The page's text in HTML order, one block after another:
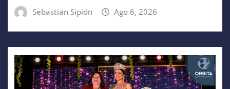
Sebastian Sipión Ago 6, 2026